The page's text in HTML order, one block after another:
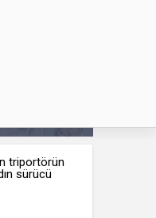
triportörün
sürücü